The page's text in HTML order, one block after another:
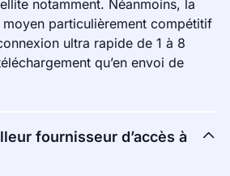
notamment. Néanmoins, la
particulièrement compétitif
ultra rapide de 1 à 8
qu’en envoi de
fournisseur d’accès à